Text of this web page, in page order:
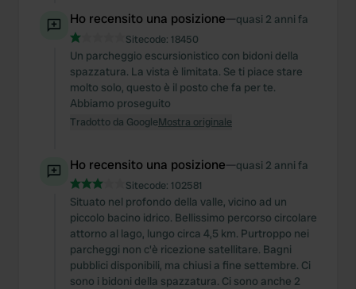
Ho recensito una posizione—quasi 2 anni fa
Sitecode: 18450
Un parcheggio escursionistico con bidoni della
spazzatura. La vista è limitata. Se ti piace stare
molto solo, questo è il posto che fa per te.
Abbiamo proseguito
Tradotto da GoogleMostra originale
Ho recensito una posizione—quasi 2 anni fa
Sitecode: 102581
Situato nel profondo della valle, vicino ad un
piccolo bacino idrico. Bellissimo percorso circolare
attorno al lago, lungo circa 4,5 km. Purtroppo nei
parcheggi non c'è ricezione satellitare. Bagni
pubblici disponibili, ma chiusi a fine settembre. Ci
sono i bidoni della spazzatura. Ci sono anche 2